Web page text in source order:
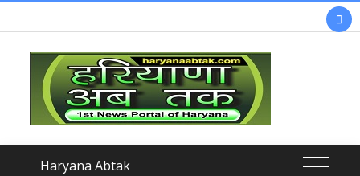

Haryana Abtak